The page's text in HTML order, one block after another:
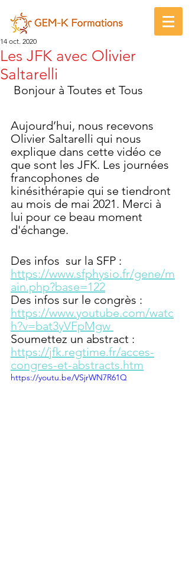
Les JFK avec Olivier
Saltarelli
14 oct. 2020
Bonjour à Toutes et Tous
Aujourd’hui, nous recevons
Olivier Saltarelli qui nous
explique dans cette vidéo ce
que sont les JFK. Les journées
francophones de
kinésithérapie qui se tiendront
au mois de mai 2021. Merci à
lui pour ce beau moment
d'échange.
Des infos  sur la SFP :
https://www.sfphysio.fr/gene/m
ain.php?base=122
Des infos sur le congrès :
https://www.youtube.com/watc
h?v=bat3yVFpMgw
Soumettez un abstract :
https://jfk.regtime.fr/acces-
congres-et-abstracts.htm
https://youtu.be/VSjrWN7R61Q